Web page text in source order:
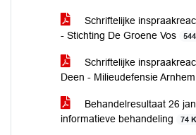
Schriftelijke
- Stichting De Groene Vos
Schriftelijke
Deen - Milieudefensie Arnhem
Behandelresultaat 26
informatieve behandeling
74